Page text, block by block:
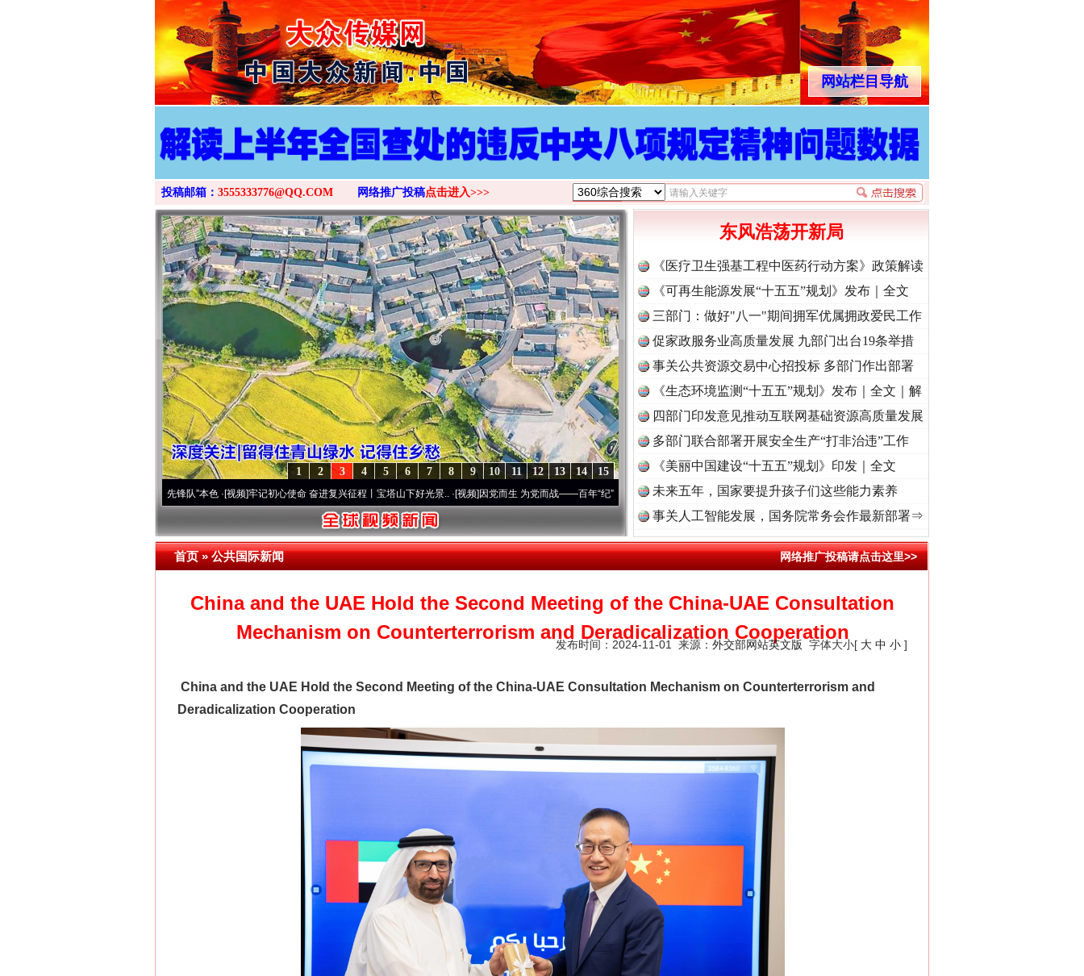
>
网站栏目导航
投稿邮箱： 3555333776@QQ.COM 网络推广投稿点击进入>>>
15
14
13
12
11
10
9
8
7
6
5
4
3
2
1
永葆“两个先锋队”本色·[视频]牢记初心使命 奋进复兴征程丨宝塔山下好光景..·[视频]因党而生 为党而战——百年“纪”事⑧加强纪律.. ·[视频]牢记初心使命 奋进复兴征程丨“转折之城”激荡..·[视频]牢记初心使命 奋进复兴征程丨红船起航处 潮
东风浩荡开新局
《医疗卫生强基工程中医药行动方案》政策解读
《可再生能源发展“十五五”规划》发布｜全文
三部门：做好"八一"期间拥军优属拥政爱民工作
促家政服务业高质量发展 九部门出台19条举措
事关公共资源交易中心招投标 多部门作出部署
《生态环境监测“十五五”规划》发布｜全文｜解
读
四部门印发意见推动互联网基础资源高质量发展
多部门联合部署开展安全生产“打非治违”工作
《美丽中国建设“十五五”规划》印发｜全文
未来五年，国家要提升孩子们这些能力素养
事关人工智能发展，国务院常务会作最新部署⇒
首页»公共国际新闻 网络推广投稿请点击这里>>
China and the UAE Hold the Second Meeting of the China-UAE Consultation
Mechanism on Counterterrorism and Deradicalization Cooperation
发布时间：2024-11-01 来源： 外交部网站英文版 字体大小[ 大 中 小 ]
China and the UAE Hold the Second Meeting of the China-UAE Consultation Mechanism on Counterterrorism and
Deradicalization Cooperation